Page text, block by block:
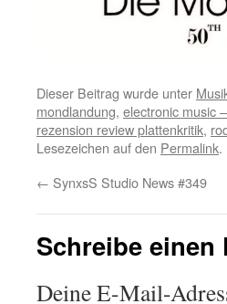
Dieser Beitrag wurde unter
mondlandung, electronic music
rezension review plattenkritik,
Lesezeichen auf den Permalink.
← SynxsS Studio News #349
Schreibe einen
Deine E-Mail-